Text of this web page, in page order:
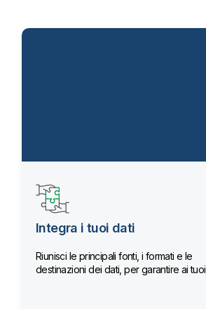
Integra i tuoi dati
Riunisci le principali fonti, i formati e le
destinazioni dei dati, per garantire ai tuoi